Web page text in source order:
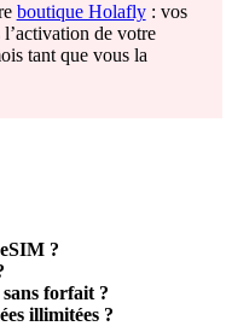
boutique Holafly: vos
l’activation de votre
tant que vous la
?
forfait ?
illimitées ?